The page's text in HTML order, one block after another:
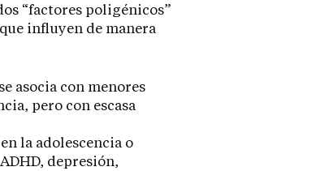
“factores poligénicos”
influyen de manera
asocia con menores
pero con escasa
la adolescencia o
depresión,